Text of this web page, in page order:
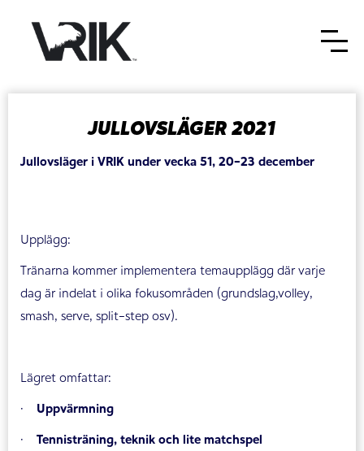
JULLOVSLÄGER 2021
Jullovsläger i VRIK under vecka 51, 20-23 december
Upplägg:
Tränarna kommer implementera temaupplägg där varje
dag är indelat i olika fokusområden (grundslag,volley,
smash, serve, split-step osv).
Lägret omfattar:
· Uppvärmning
· Tennisträning, teknik och lite matchspel